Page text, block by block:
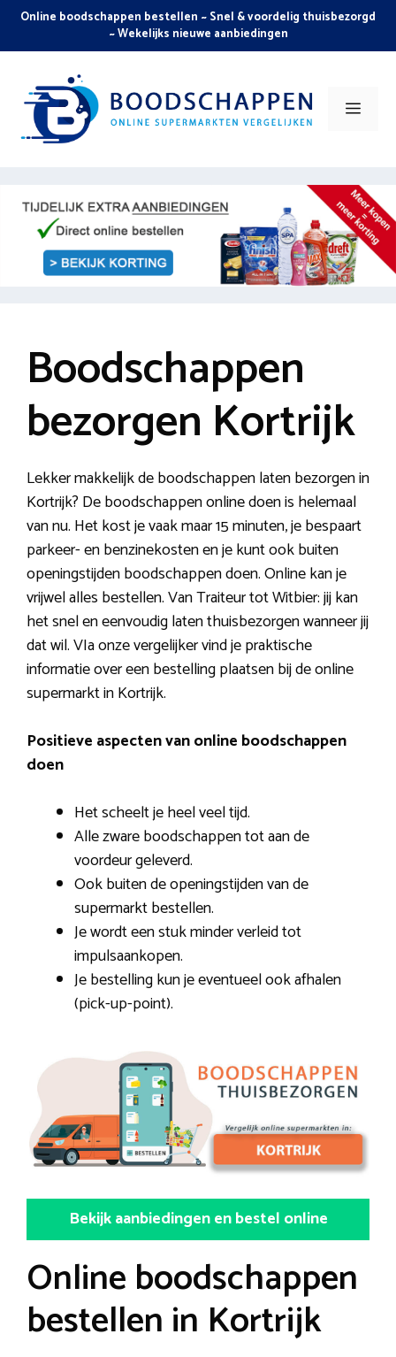
Skip
content
Online boodschappen bestellen ~ Snel & voordelig thuisbezorgd
~ Wekelijks nieuwe aanbiedingen
Menu
Boodschappen
bezorgen Kortrijk
Lekker makkelijk de boodschappen laten bezorgen in
Kortrijk? De boodschappen online doen is helemaal
van nu. Het kost je vaak maar 15 minuten, je bespaart
parkeer- en benzinekosten en je kunt ook buiten
openingstijden boodschappen doen. Online kan je
vrijwel alles bestellen. Van Traiteur tot Witbier: jij kan
het snel en eenvoudig laten thuisbezorgen wanneer jij
dat wil. VIa onze vergelijker vind je praktische
informatie over een bestelling plaatsen bij de online
supermarkt in Kortrijk.
Positieve aspecten van online boodschappen
doen
Het scheelt je heel veel tijd.
Alle zware boodschappen tot aan de
voordeur geleverd.
Ook buiten de openingstijden van de
supermarkt bestellen.
Je wordt een stuk minder verleid tot
impulsaankopen.
Je bestelling kun je eventueel ook afhalen
(pick-up-point).
Bekijk aanbiedingen en bestel online
Online boodschappen
bestellen in Kortrijk